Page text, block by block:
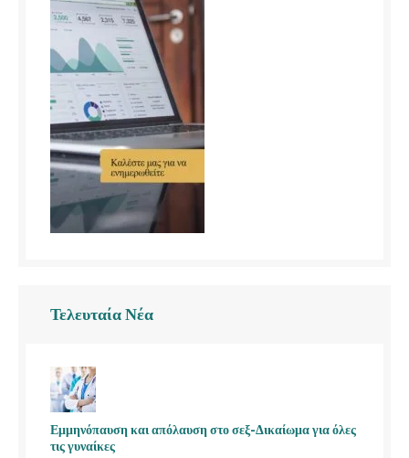
Τελευταία Νέα
Εμμηνόπαυση και απόλαυση στο σεξ-Δικαίωμα για όλες
τις γυναίκες